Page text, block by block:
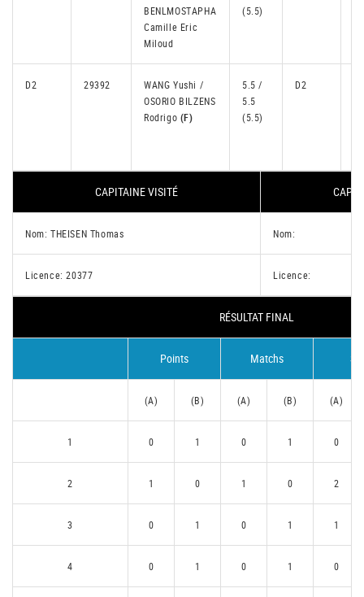
BENLMOSTAPHA
Camille Eric
Miloud
(5.5)
D2 29392
WANG Yushi /
OSORIO BILZENS
Rodrigo (F)
5.5 /
5.5
(5.5)
D2
CAPITAINE VISITÉ
Nom: THEISEN Thomas Nom:
Licence: 20377 Licence:
RÉSULTAT FINAL
Points Matchs
(A) (B) (A) (B) (A)
1 0 1 0 1 0
2 1 0 1 0 2
3 0 1 0 1 1
4 0 1 0 1 0